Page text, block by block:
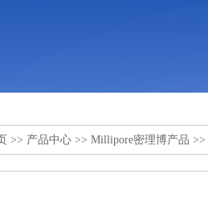
>> 产品中心 >> Millipore密理博产品 >>